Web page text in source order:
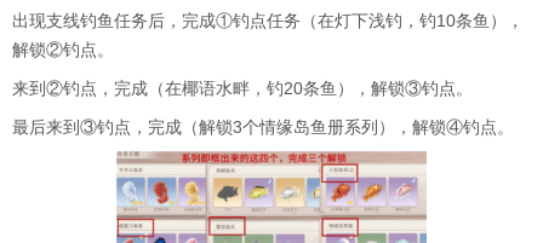
出现支线钓鱼任务后，完成①钓点任务（在灯下浅钓，钓10条鱼），
解锁②钓点。
来到②钓点，完成（在椰语水畔，钓20条鱼），解锁③钓点。
最后来到③钓点，完成（解锁3个情缘岛鱼册系列），解锁④钓点。